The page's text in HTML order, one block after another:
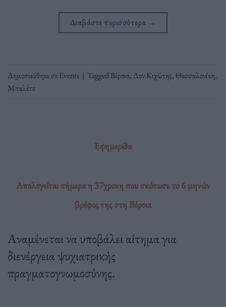
Διαβάστε περισσότερα →
Δημοσιεύθηκε σεEvents | TaggedΒέροια, Δον Κιχώτης, Θεσσαλονίκη,
Μπαλέτο
Εφημερίδα
Απολογείται σήμερα η 37χρονη που σκότωσε το 6 μηνών
βρέφος της στη Βέροια
Αναμένεται να υποβάλει αίτημα για
διενέργεια ψυχιατρικής
πραγματογνωμοσύνης.